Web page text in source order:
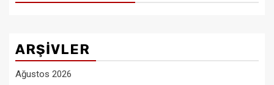
ARŞIVLER
Ağustos 2026